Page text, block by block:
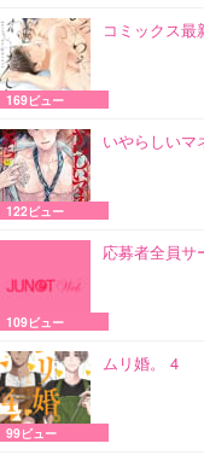
コミックス最
169ビュー
いやらしいマ
122ビュー
応募者全員サ
109ビュー
ムリ婚。 4
99ビュー